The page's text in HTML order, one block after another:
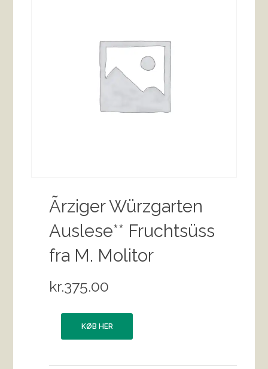
Ãrziger Würzgarten
Auslese** Fruchtsüss
fra M. Molitor
kr.375.00
KØB HER